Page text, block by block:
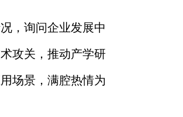
， 询问企业发展中
攻关， 推动产学研
场景，满腔热情为